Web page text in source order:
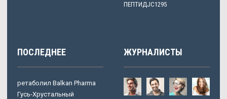
ПЕПТИДJC1295
ПОСЛЕДНЕЕ
ретаболил Balkan Pharma
Гусь-Хрустальный
ЖУРНАЛИСТЫ